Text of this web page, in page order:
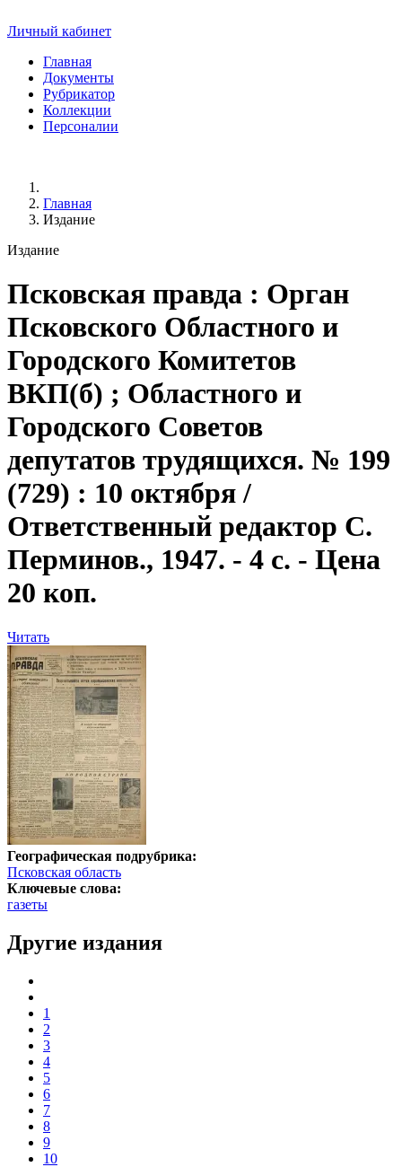
Личный кабинет
Главная
Документы
Рубрикатор
Коллекции
Персоналии
Главная
Издание
Издание
Псковская правда : Орган
Псковского Областного и
Городского Комитетов
ВКП(б) ; Областного и
Городского Советов
депутатов трудящихся. № 199
(729) : 10 октября /
Ответственный редактор С.
Перминов., 1947. - 4 с. - Цена
20 коп.
Читать
Географическая подрубрика:
Псковская область
Ключевые слова:
газеты
Другие издания
1
2
3
4
5
6
7
8
9
10